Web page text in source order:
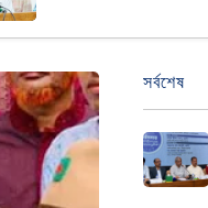
সর্বশেষ